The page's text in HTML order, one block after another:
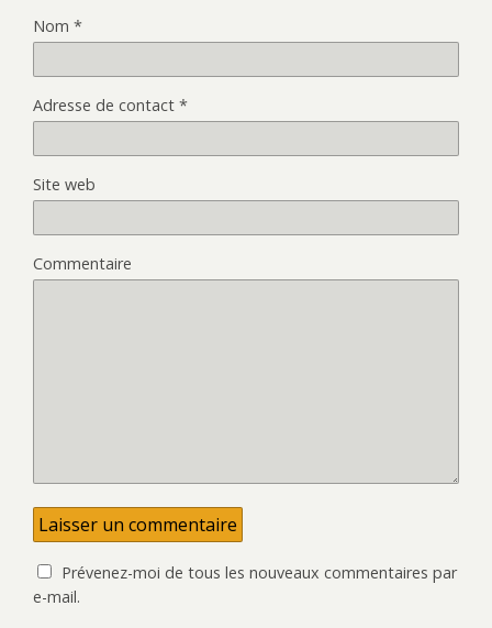
Nom *
Adresse de contact *
Site web
Commentaire
Prévenez-moi de tous les nouveaux commentaires par
e-mail.